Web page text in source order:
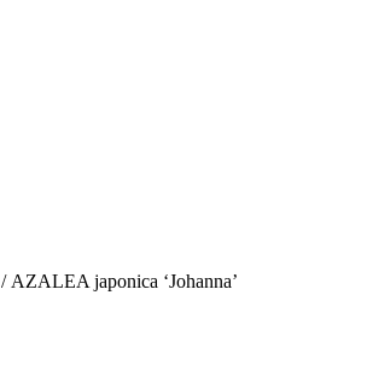
/ AZALEA japonica ‘Johanna’